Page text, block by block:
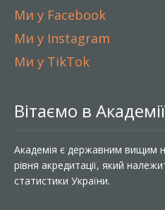
Ми у Facebook
Ми у Instagram
Ми у TikTok
Вітаємо в
Академія є державним вищим
рівня акредитації, який
статистики України.